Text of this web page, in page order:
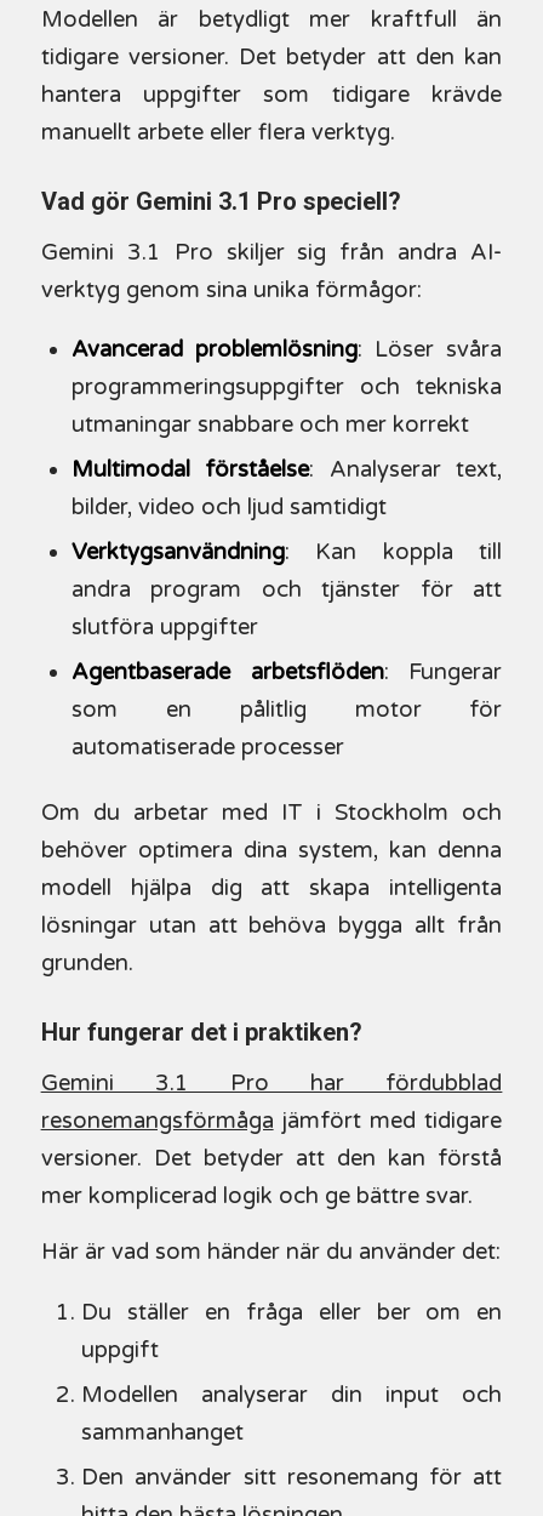
Modellen är betydligt mer kraftfull än
tidigare versioner. Det betyder att den kan
hantera uppgifter som tidigare krävde
manuellt arbete eller flera verktyg.
Vad gör Gemini 3.1 Pro speciell?
Gemini 3.1 Pro skiljer sig från andra AI-
verktyg genom sina unika förmågor:
Avancerad problemlösning: Löser svåra
programmeringsuppgifter och tekniska
utmaningar snabbare och mer korrekt
Multimodal förståelse: Analyserar text,
bilder, video och ljud samtidigt
Verktygsanvändning: Kan koppla till
andra program och tjänster för att
slutföra uppgifter
Agentbaserade arbetsflöden: Fungerar
som en pålitlig motor för
automatiserade processer
Om du arbetar med IT i Stockholm och
behöver optimera dina system, kan denna
modell hjälpa dig att skapa intelligenta
lösningar utan att behöva bygga allt från
grunden.
Hur fungerar det i praktiken?
Gemini 3.1 Pro har fördubblad
resonemangsförmåga jämfört med tidigare
versioner. Det betyder att den kan förstå
mer komplicerad logik och ge bättre svar.
Här är vad som händer när du använder det:
Du ställer en fråga eller ber om en
uppgift
Modellen analyserar din input och
sammanhanget
Den använder sitt resonemang för att